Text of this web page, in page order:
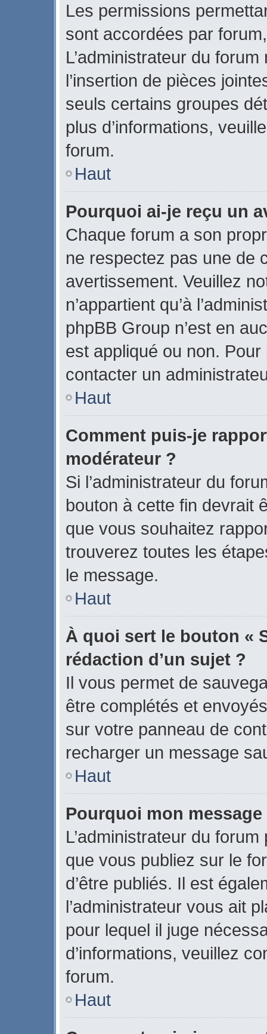
Les permissions
sont accordées par
L’administrateur du
l’insertion de pièces
seuls certains groupes
plus d’informations,
forum.
Haut
Pourquoi ai-je reçu un
Chaque forum a son
ne respectez pas une de
avertissement. Veuillez
n’appartient qu’à
phpBB Group n’est en
est appliqué ou non. Pour
contacter un
Haut
Comment puis-je
modérateur ?
Si l’administrateur du
bouton à cette fin devrait
que vous souhaitez
trouverez toutes les
le message.
Haut
À quoi sert le bouton «
rédaction d’un sujet ?
Il vous permet de
être complétés et
sur votre panneau de
recharger un message
Haut
Pourquoi mon
L’administrateur du
que vous publiez sur le
d’être publiés. Il est
l’administrateur vous ait
pour lequel il juge
d’informations, veuillez
forum.
Haut